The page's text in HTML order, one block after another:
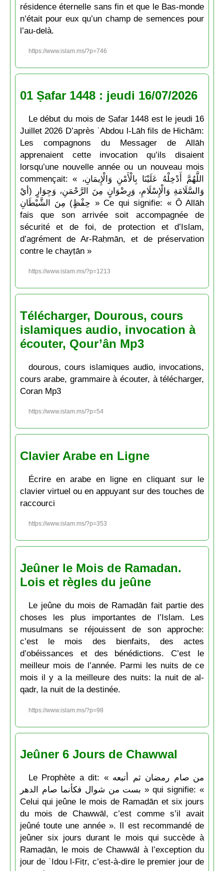
résidence éternelle sans fin et que le Bas-monde
n’était pour eux qu’un champ de semences pour
l’au-delà.
https://www.islam.ms/?p=746
01 Ṣafar 1448 : jeudi 16/07/2026
Le début du mois de Ṣafar 1448 est le jeudi 16
Juillet 2026 D’après ʿAbdou l-Lāh fils de Hichām:
Les compagnons du Messager de Allāh
apprenaient cette invocation qu’ils disaient
lorsqu’une nouvelle année ou un nouveau mois
commençait: « اللَّهُمَّ أَدْخِلْهُ عَلَيْنَا بِالْأَمْنِ وَالْإِيمَانِ،
وَالسَّلَامَةِ وَالْإِسْلَامِ، وَرِضْوَانٍ مِنَ الرَّحْمَنِ، وَجِوَارٍ (أيْ
حِفْظٍ) مِنَ الشَّيْطَانِ » Ce qui signifie: « Ô Allāh
fais que son arrivée soit accompagnée de
sécurité et de foi, de protection et d’Islam,
d’agrément de Ar-Raḥmān, et de préservation
contre le chayṭān »
https://www.islam.ms/?p=1213
Télécharger, Dourous, cours
islamiques audio, invocation à
écouter, Qour’ân Mp3
dourous, cours islamiques audio, invocations,
cours arabe, grammaire à écouter, à télécharger,
Coran Mp3
https://www.islam.ms/?p=54
Clavier Arabe en Ligne
Écrire en arabe en ligne en cliquant sur le
clavier virtuel ou en appuyant sur des touches de
raccourci
https://www.islam.ms/?p=353
Jeûner le Mois de Ramadan.
Lois et règles du jeûne
Le jeûne du mois de Ramaḍān fait partie des
choses les plus importantes de l’Islam. Les
musulmans se réjouissent de son approche:
c’est le mois des bienfaits, des actes
d’obéissances et des bénédictions. C’est le
meilleur mois de l’année. Parmi les nuits de ce
mois il y a la meilleure des nuits: la nuit de al-
qadr, la nuit de la destinée.
https://www.islam.ms/?p=98
Jeûner 6 Jours de Chawwal
Le Prophète a dit: « من صام رمضان ثم أتبعه
بست من شوال فكأنما صام الدهر » qui signifie: «
Celui qui jeûne le mois de Ramaḍān et six jours
du mois de Chawwāl, c’est comme s’il avait
jeûné toute une année ». Il est recommandé de
jeûner six jours durant le mois qui succède à
Ramaḍān, le mois de Chawwāl à l’exception du
jour de ʿIdou l-Fiṭr, c’est-à-dire le premier jour de